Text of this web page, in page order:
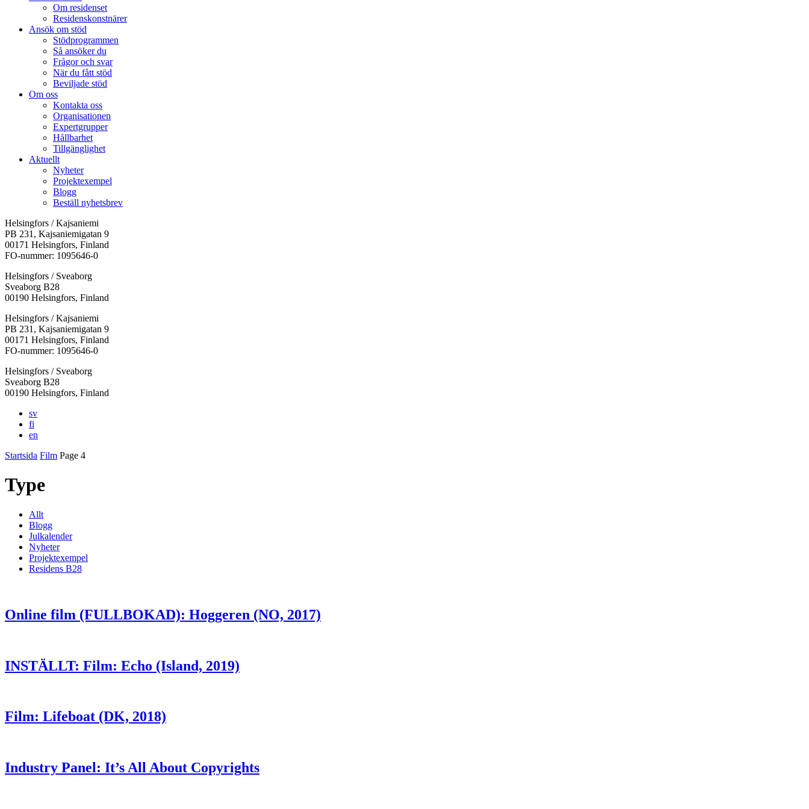
Om residenset
Residenskonstnärer
Ansök om stöd
Stödprogrammen
Så ansöker du
Frågor och svar
När du fått stöd
Beviljade stöd
Om oss
Kontakta oss
Organisationen
Expertgrupper
Hållbarhet
Tillgänglighet
Aktuellt
Nyheter
Projektexempel
Blogg
Beställ nyhetsbrev
Helsingfors / Kajsaniemi
PB 231, Kajsaniemigatan 9
00171 Helsingfors, Finland
FO-nummer: 1095646-0
Helsingfors / Sveaborg
Sveaborg B28
00190 Helsingfors, Finland
Facebook:
Öppnas
i
en
flik
Instagram:
Öppnas
i
en
flik
TikTok:
Öppnas
i
en
flik
Youtube:
Öppnas
i
en
flik
Vimeo:
Öppnas
i
en
flik
Helsingfors / Kajsaniemi
PB 231, Kajsaniemigatan 9
00171 Helsingfors, Finland
FO-nummer: 1095646-0
Helsingfors / Sveaborg
Sveaborg B28
00190 Helsingfors, Finland
sv
fi
en
Startsida Film Page 4
Type
Allt
Blogg
Julkalender
Nyheter
Projektexempel
Residens B28
Online film (FULLBOKAD): Hoggeren (NO, 2017)
INSTÄLLT: Film: Echo (Island, 2019)
Film: Lifeboat (DK, 2018)
Industry Panel: It’s All About Copyrights